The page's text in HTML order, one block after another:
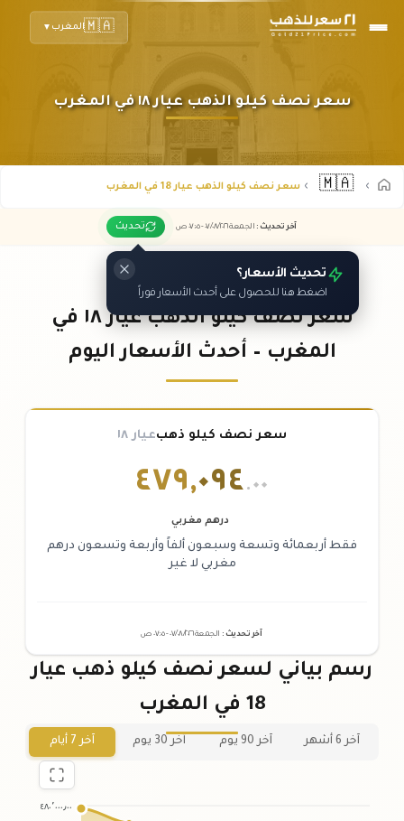
🇲🇦المغرب ▼
سعر نصف كيلو الذهب عيار ١٨ في المغرب
🇲🇦 سعر نصف كيلو الذهب عيار 18 في المغرب
آخر تحديث : الجمعة ٠٧ /٠٨/٢٠٢٦ - ٠٧:٠٥ ص تحديث
تحديث الأسعار؟
اضغط هنا للحصول على أحدث الأسعار فوراً
سعر نصف كيلو الذهب عيار ١٨ في
المغرب – أحدث الأسعار اليوم
سعر نصف كيلو ذهبعيار ١٨
٤٧٩,٠٩٤.٠٠
درهم مغربي
فقط أربعمائة وتسعة وسبعون ألفاً وأربعة وتسعون درهم
مغربي لا غير
آخر تحديث : الجمعة ٠٧ /٠٨/٢٠٢٦ - ٠٧:٠٥ ص
رسم بياني لسعر نصف كيلو ذهب عيار
18 في المغرب
آخر 6 أشهر آخر 90 يوم آخر 30 يوم آخر 7 أيام
٤٨٠٬٠٠٠٫٠٠